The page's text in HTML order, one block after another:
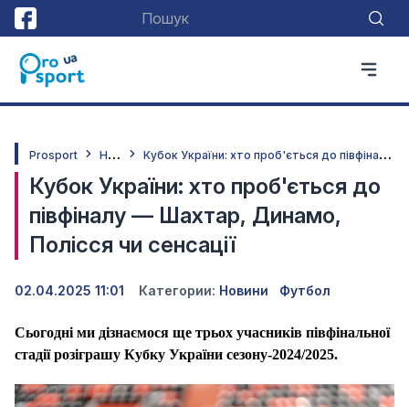
Prosport Н
овини К
убок України: хто проб'ється до півфіналу — Шахтар, Динамо, Полісся чи сенсації
Кубок України: хто проб'ється до
півфіналу — Шахтар, Динамо,
Полісся чи сенсації
02.04.2025 11:01 Категории: Новини Футбол
Сьогодні ми дізнаємося ще трьох учасників півфінальної
стадії розіграшу Кубку України сезону-2024/2025.